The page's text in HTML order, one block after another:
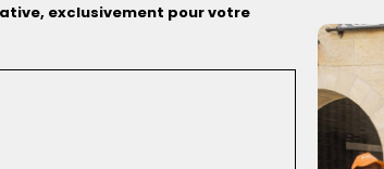
exclusivement pour votre